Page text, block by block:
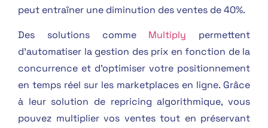
peut entraîner une diminution des ventes de 40%.
Des solutions comme Multiply permettent
d’automatiser la gestion des prix en fonction de la
concurrence et d’optimiser votre positionnement
en temps réel sur les marketplaces en ligne. Grâce
à leur solution de repricing algorithmique, vous
pouvez multiplier vos ventes tout en préservant